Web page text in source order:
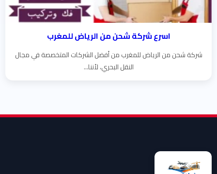
اسرع شركة شحن من الرياض للمغرب
شركة شحن من الرياض للمغرب من أفضل الشركات المتخصصة في مجال
النقل البحري، لأننا...